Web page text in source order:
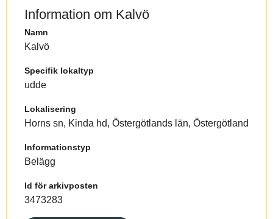
Information om Kalvö
Namn
Kalvö
Specifik lokaltyp
udde
Lokalisering
Horns sn, Kinda hd, Östergötlands län, Östergötland
Informationstyp
Belägg
Id för arkivposten
3473283